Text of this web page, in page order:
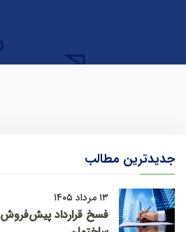
جدیدترین مطالب
۱۳ مرداد ۱۴۰۵
فسخ قرارداد پیش‌فروش